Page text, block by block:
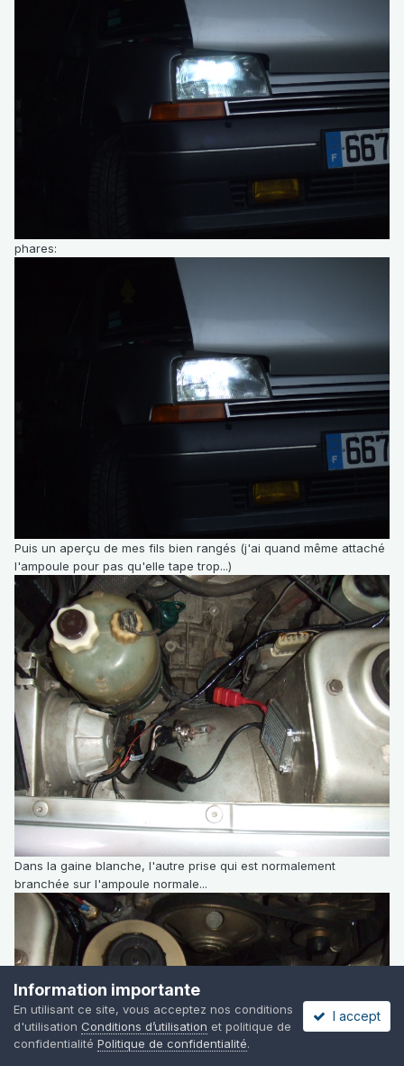
phares:
Puis un aperçu de mes fils bien rangés (j'ai quand même attaché
l'ampoule pour pas qu'elle tape trop...)
Dans la gaine blanche, l'autre prise qui est normalement
branchée sur l'ampoule normale...
Information importante
En utilisant ce site, vous acceptez nos conditions
d'utilisation Conditions d’utilisation et politique de
confidentialité Politique de confidentialité.
I accept